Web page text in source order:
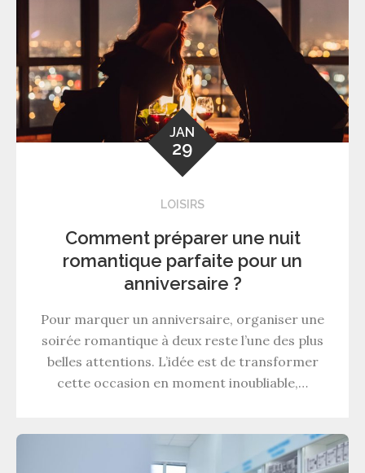
JAN
29
LOISIRS
Comment préparer une nuit
romantique parfaite pour un
anniversaire ?
Pour marquer un anniversaire, organiser une
soirée romantique à deux reste l’une des plus
belles attentions. L’idée est de transformer
cette occasion en moment inoubliable,…